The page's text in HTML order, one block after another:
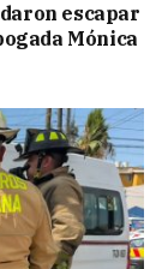
escapar
Mónica